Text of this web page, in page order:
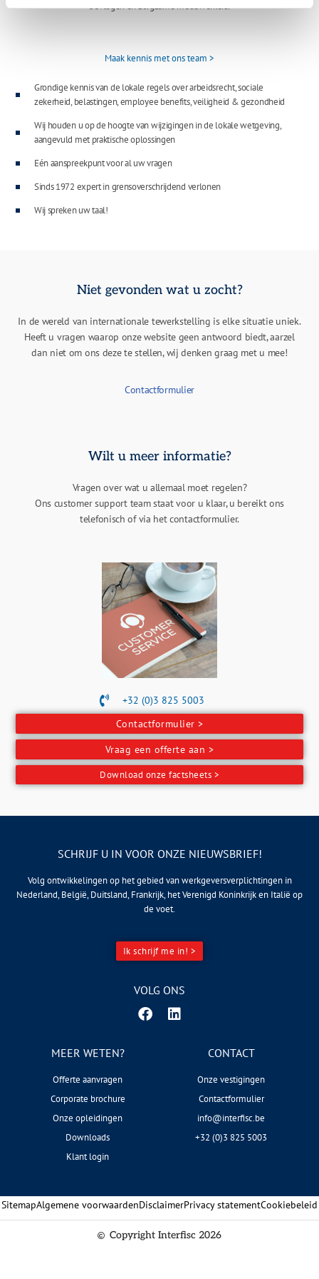
bevlogen en zorgzame medewerkers.
Maak kennis met ons team >
Grondige kennis van de lokale regels over arbeidsrecht, sociale
zekerheid, belastingen, employee benefits, veiligheid & gezondheid
Wij houden u op de hoogte van wijzigingen in de lokale wetgeving,
aangevuld met praktische oplossingen
Eén aanspreekpunt voor al uw vragen
Sinds 1972 expert in grensoverschrijdend verlonen
Wij spreken uw taal!
Wilt u meer informatie?
Vragen over wat u allemaal moet regelen?
Ons customer support team staat voor u klaar, u bereikt ons
telefonisch of via het contactformulier.
+32 (0)3 825 5003
Contactformulier >
Vraag een offerte aan >
Download onze factsheets >
Niet gevonden wat u zocht?
In de wereld van internationale tewerkstelling is elke situatie uniek.
Heeft u vragen waarop onze website geen antwoord biedt, aarzel
dan niet om ons deze te stellen, wij denken graag met u mee!
Contactformulier
CONTACT
Onze vestigingen
Contactformulier
info@interfisc.be
+32 (0)3 825 5003
MEER WETEN?
Offerte aanvragen
Corporate brochure
Onze opleidingen
Downloads
Klant login
VOLG ONS
SCHRIJF U IN VOOR ONZE NIEUWSBRIEF!
Volg ontwikkelingen op het gebied van werkgeversverplichtingen in
Nederland, België, Duitsland, Frankrijk, het Verenigd Koninkrijk en Italië op
de voet.
Ik schrijf me in! >
Copyright Interfisc 2026
SitemapAlgemene voorwaardenDisclaimerPrivacy statementCookiebeleid